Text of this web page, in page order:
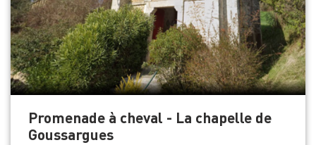
Promenade à cheval - La chapelle de
Goussargues